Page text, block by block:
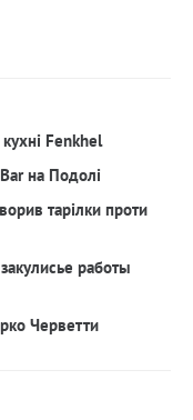
Fenkhel
на Подолі
тарілки проти
работы
Черветти